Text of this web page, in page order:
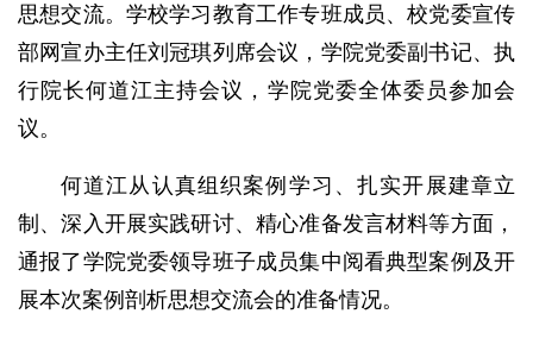
思想交流。学校学习教育工作专班成员、校党委宣传
部网宣办主任刘冠琪列席会议，学院党委副书记、执
行院长何道江主持会议，学院党委全体委员参加会
议。
何道江从认真组织案例学习、扎实开展建章立
制、深入开展实践研讨、精心准备发言材料等方面，
通报了学院党委领导班子成员集中阅看典型案例及开
展本次案例剖析思想交流会的准备情况。